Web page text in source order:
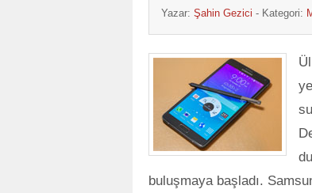
Yazar: Şahin Gezici - Kategori:
buluşmaya başladı.